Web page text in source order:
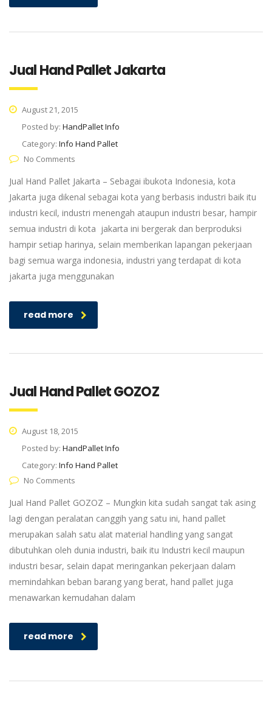
Jual Hand Pallet Jakarta
August 21, 2015
Posted by: HandPallet Info
Category: Info Hand Pallet
No Comments
Jual Hand Pallet Jakarta – Sebagai ibukota Indonesia, kota
Jakarta juga dikenal sebagai kota yang berbasis industri baik itu
industri kecil, industri menengah ataupun industri besar, hampir
semua industri di kota jakarta ini bergerak dan berproduksi
hampir setiap harinya, selain memberikan lapangan pekerjaan
bagi semua warga indonesia, industri yang terdapat di kota
jakarta juga menggunakan
read more
Jual Hand Pallet GOZOZ
August 18, 2015
Posted by: HandPallet Info
Category: Info Hand Pallet
No Comments
Jual Hand Pallet GOZOZ – Mungkin kita sudah sangat tak asing
lagi dengan peralatan canggih yang satu ini, hand pallet
merupakan salah satu alat material handling yang sangat
dibutuhkan oleh dunia industri, baik itu Industri kecil maupun
industri besar, selain dapat meringankan pekerjaan dalam
memindahkan beban barang yang berat, hand pallet juga
menawarkan kemudahan dalam
read more